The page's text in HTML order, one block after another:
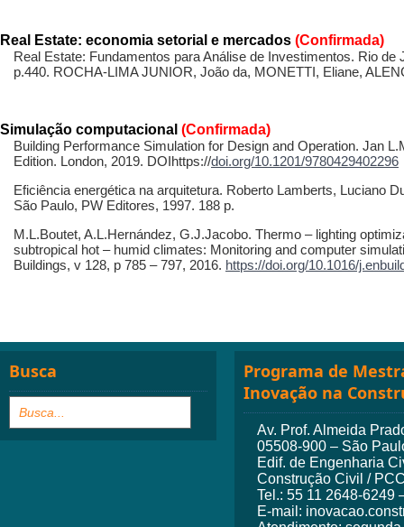
Real Estate: economia setorial e mercados (Confirmada)
Real Estate: Fundamentos para Análise de Investimentos. Rio de
p.440. ROCHA-LIMA JUNIOR, João da, MONETTI, Eliane,
Simulação computacional (Confirmada)
Building Performance Simulation for Design and Operation. Jan
Edition. London, 2019. DOIhttps://doi.org/10.1201/9780429402296
Eficiência energética na arquitetura. Roberto Lamberts, Luciano
São Paulo, PW Editores, 1997. 188 p.
M.L.Boutet, A.L.Hernández, G.J.Jacobo. Thermo – lighting
subtropical hot – humid climates: Monitoring and computer
Buildings, v 128, p 785 – 797, 2016. https://doi.org/10.1016/
Busca
Programa de
Inovação na
Av. Prof. Almeida
05508-900 – São
Edif. de Engenharia
Construção Civil /
Tel.: 55 11 2648-6249
E-mail: